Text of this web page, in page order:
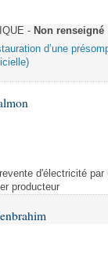
- Non renseigné
d’une
d'électricité
producteur